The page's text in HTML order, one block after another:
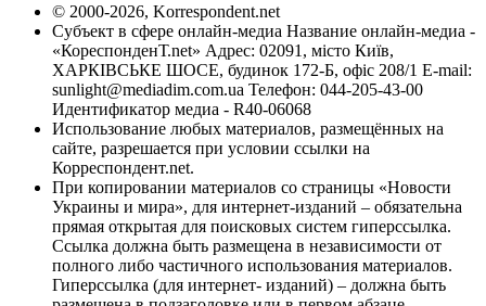
© 2000-2026, Korrespondent.net
Субъект в сфере онлайн-медиа Название онлайн-медиа -
«КореспонденТ.net» Адрес: 02091, місто Київ,
ХАРКІВСЬКЕ ШОСЕ, будинок 172-Б, офіс 208/1 E-mail:
sunlight@mediadim.com.ua Телефон: 044-205-43-00
Идентификатор медиа - R40-06068
Использование любых материалов, размещённых на
сайте, разрешается при условии ссылки на
Корреспондент.net.
При копировании материалов со страницы «Новости
Украины и мира», для интернет-изданий – обязательна
прямая открытая для поисковых систем гиперссылка.
Ссылка должна быть размещена в независимости от
полного либо частичного использования материалов.
Гиперссылка (для интернет- изданий) – должна быть